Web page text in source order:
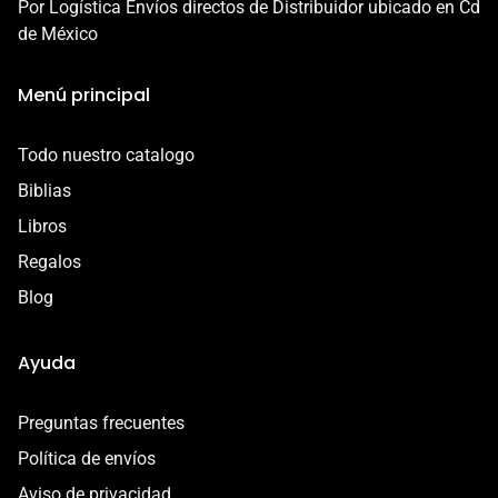
Me encantó la biblia un excelente regalo para mi hija
- Defecto o error de fabricación
contacto@libreriacristianamadai.com, ¡Te
acompañaremos en el proceso!
Por Logística Envíos directos de Distribuidor ubicado en Cd
de México
Menú principal
Todo nuestro catalogo
Biblias
Libros
Regalos
Blog
Ayuda
Preguntas frecuentes
Política de envíos